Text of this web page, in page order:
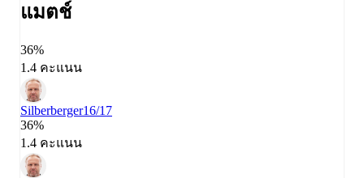
แมตช์
36%
1.4 คะแนน
Silberberger16/17
36%
1.4 คะแนน